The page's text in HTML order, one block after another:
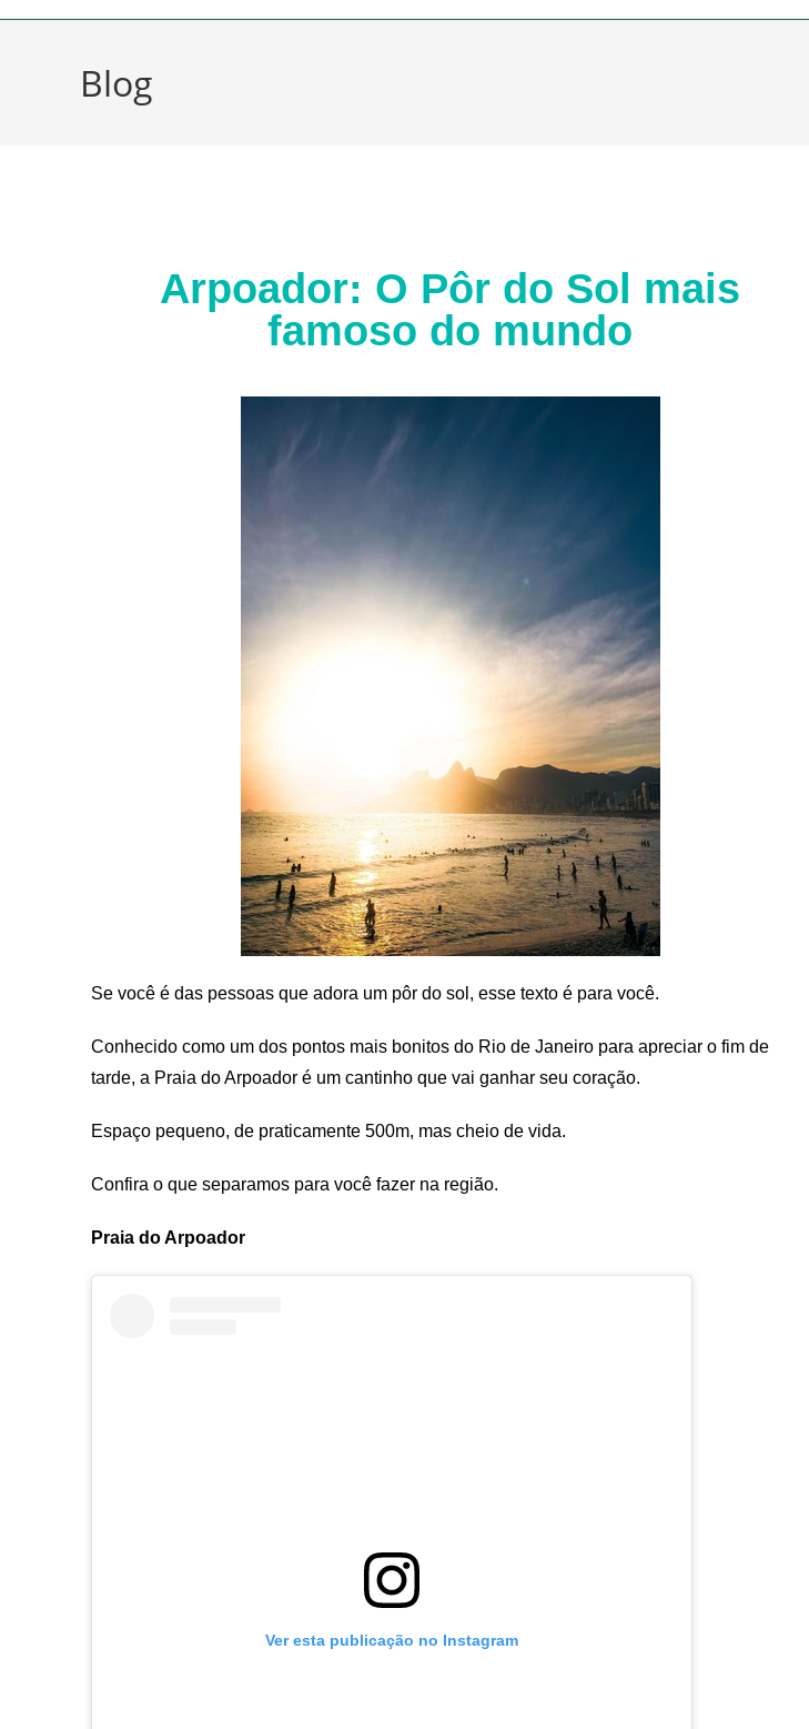
Blog
Arpoador: O Pôr do Sol mais
famoso do mundo
Se você é das pessoas que adora um pôr do sol, esse texto é para você.
Conhecido como um dos pontos mais bonitos do Rio de Janeiro para apreciar o fim de
tarde, a Praia do Arpoador é um cantinho que vai ganhar seu coração.
Espaço pequeno, de praticamente 500m, mas cheio de vida.
Confira o que separamos para você fazer na região.
Praia do Arpoador
Ver esta publicação no Instagram